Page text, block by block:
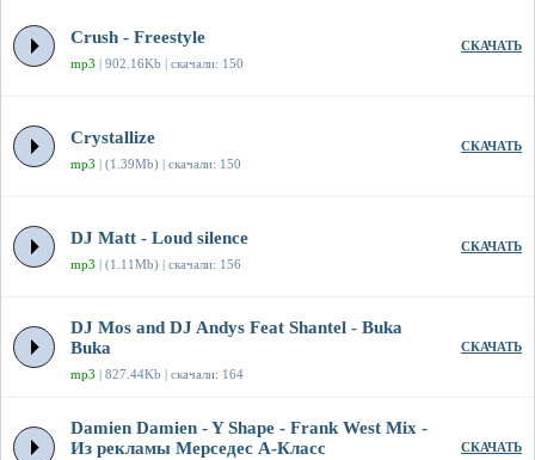
Crush - Freestyle
mp3 | 902.16Kb | скачали: 150
СКАЧАТЬ
Crystallize
mp3 | (1.39Mb) | скачали: 150
СКАЧАТЬ
DJ Matt - Loud silence
mp3 | (1.11Mb) | скачали: 156
СКАЧАТЬ
DJ Mos and DJ Andys Feat Shantel - Buka
Buka
mp3 | 827.44Kb | скачали: 164
СКАЧАТЬ
Damien Damien - Y Shape - Frank West Mix -
Из рекламы Мерседес А-Класс
СКАЧАТЬ